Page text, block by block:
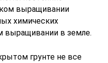
выращивании
химических
выращивании в земле.
грунте не все